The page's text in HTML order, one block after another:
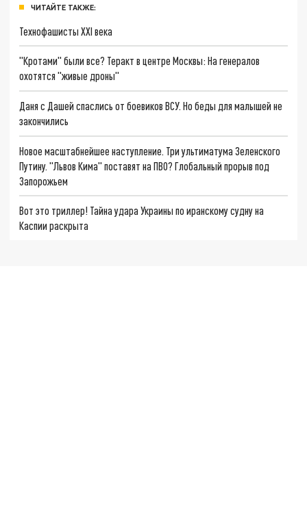
ЧИТАЙТЕ ТАКЖЕ:
Технофашисты XXI века
"Кротами" были все? Теракт в центре Москвы: На генералов
охотятся "живые дроны"
Даня с Дашей спаслись от боевиков ВСУ. Но беды для малышей не
закончились
Новое масштабнейшее наступление. Три ультиматума Зеленского
Путину. "Львов Кима" поставят на ПВО? Глобальный прорыв под
Запорожьем
Вот это триллер! Тайна удара Украины по иранскому судну на
Каспии раскрыта